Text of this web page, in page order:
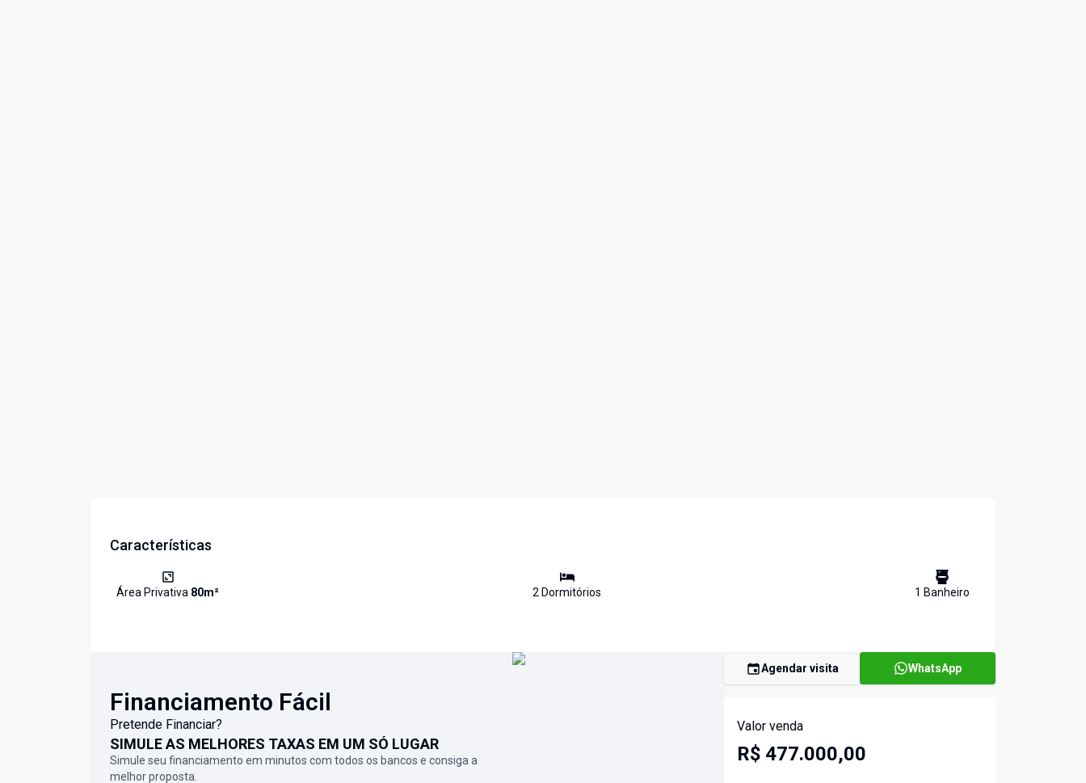
Características
Área Privativa 80m² 2 Dormitórios 1 Banheiro
Financiamento Fácil
Pretende Financiar?
SIMULE AS MELHORES TAXAS EM UM SÓ LUGAR
Simule seu financiamento em minutos com todos os bancos e consiga a
melhor proposta.
Agendar visita WhatsApp
Valor venda
R$ 477.000,00